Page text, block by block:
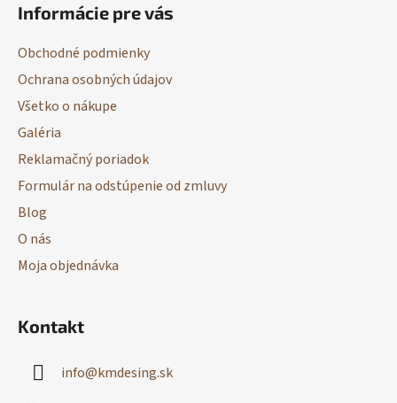
Informácie pre vás
Obchodné podmienky
Ochrana osobných údajov
Všetko o nákupe
Galéria
Reklamačný poriadok
Formulár na odstúpenie od zmluvy
Blog
O nás
Moja objednávka
Kontakt
info@kmdesing.sk